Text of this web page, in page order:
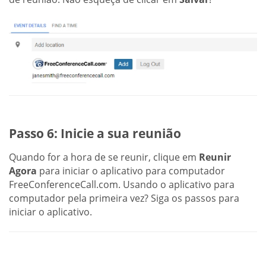
Passo 6: Inicie a sua reunião
Quando for a hora de se reunir, clique em Reunir
Agora para iniciar o aplicativo para computador
FreeConferenceCall.com. Usando o aplicativo para
computador pela primeira vez? Siga os passos para
iniciar o aplicativo.